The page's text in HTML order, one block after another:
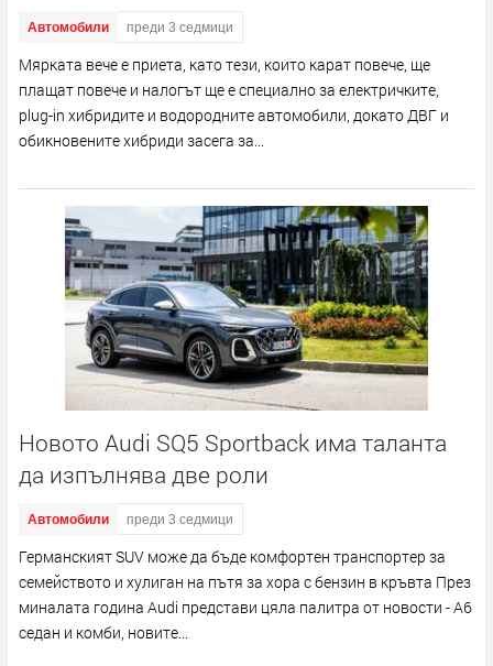
Автомобили преди 3 седмици
Мярката вече е приета, като тези, които карат повече, ще
плащат повече и налогът ще е специално за електричките,
plug-in хибридите и водородните автомобили, докато ДВГ и
обикновените хибриди засега за...
Новото Audi SQ5 Sportback има таланта
да изпълнява две роли
Автомобили преди 3 седмици
Германският SUV може да бъде комфортен транспортер за
семейството и хулиган на пътя за хора с бензин в кръвта През
миналата година Audi представи цяла палитра от новости - A6
седан и комби, новите...